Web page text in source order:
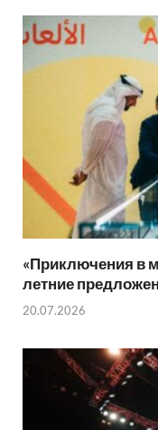
«Приключения в
летние
20.07.2026